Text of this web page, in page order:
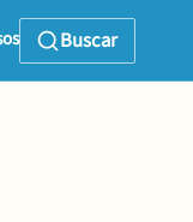
Buscar